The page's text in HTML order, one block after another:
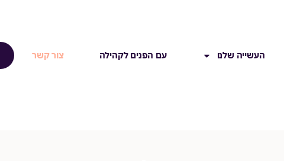
העשייה שלנו עם הפנים לקהילה צור קשר